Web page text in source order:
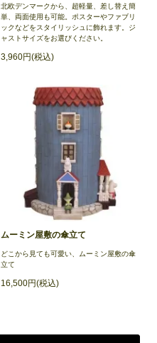
北欧デンマークから、超軽量、差し替え簡
単、両面使用も可能。ポスターやファブリ
ックなどをスタイリッシュに飾れます。ジ
ャストサイズをお選びください。
3,960円(税込)
ムーミン屋敷の傘立て
どこから見ても可愛い、ムーミン屋敷の傘
立て
16,500円(税込)